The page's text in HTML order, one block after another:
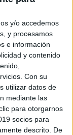
y/o accedemos
y procesamos
e información
y contenido
Con su
utilizar datos de
mediante las
para otorgarnos
socios para
descrito. De
regular
mejorar la
Por
en talleres
o